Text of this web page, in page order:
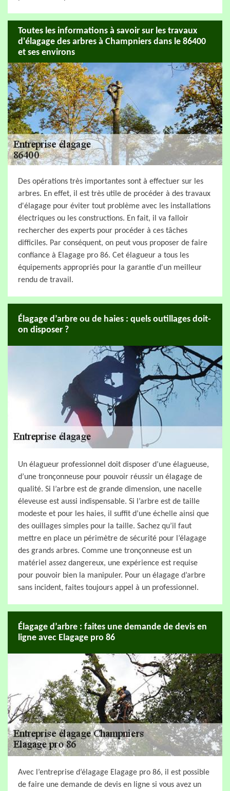
Toutes les informations à savoir sur les travaux
d'élagage des arbres à Champniers dans le 86400
et ses environs
Des opérations très importantes sont à effectuer sur les
arbres. En effet, il est très utile de procéder à des travaux
d'élagage pour éviter tout problème avec les installations
électriques ou les constructions. En fait, il va falloir
rechercher des experts pour procéder à ces tâches
difficiles. Par conséquent, on peut vous proposer de faire
confiance à Elagage pro 86. Cet élagueur a tous les
équipements appropriés pour la garantie d'un meilleur
rendu de travail.
Élagage d’arbre ou de haies : quels outillages doit-
on disposer ?
Un élagueur professionnel doit disposer d’une élagueuse,
d’une tronçonneuse pour pouvoir réussir un élagage de
qualité. Si l’arbre est de grande dimension, une nacelle
éleveuse est aussi indispensable. Si l’arbre est de taille
modeste et pour les haies, il suffit d’une échelle ainsi que
des ouillages simples pour la taille. Sachez qu’il faut
mettre en place un périmètre de sécurité pour l’élagage
des grands arbres. Comme une tronçonneuse est un
matériel assez dangereux, une expérience est requise
pour pouvoir bien la manipuler. Pour un élagage d’arbre
sans incident, faites toujours appel à un professionnel.
Élagage d’arbre : faites une demande de devis en
ligne avec Elagage pro 86
Avec l’entreprise d’élagage Elagage pro 86, il est possible
de faire une demande de devis en ligne si vous avez un